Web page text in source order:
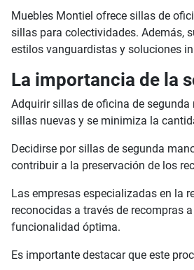
Muebles Montiel ofrece sillas de
sillas para colectividades. Además,
estilos vanguardistas y soluciones
La importancia de la
Adquirir sillas de oficina de
sillas nuevas y se minimiza la
Decidirse por sillas de segunda
contribuir a la preservación de los
Las empresas especializadas en la
reconocidas a través de recompras
funcionalidad óptima.
Es importante destacar que este